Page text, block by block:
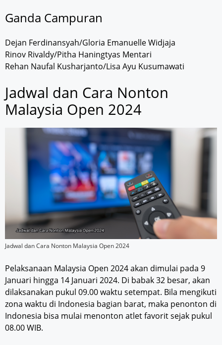
Ganda Campuran
Dejan Ferdinansyah/Gloria Emanuelle Widjaja
Rinov Rivaldy/Pitha Haningtyas Mentari
Rehan Naufal Kusharjanto/Lisa Ayu Kusumawati
Jadwal dan Cara Nonton
Malaysia Open 2024
Jadwal dan Cara Nonton Malaysia Open 2024
Pelaksanaan Malaysia Open 2024 akan dimulai pada 9
Januari hingga 14 Januari 2024. Di babak 32 besar, akan
dilaksanakan pukul 09.00 waktu setempat. Bila mengikuti
zona waktu di Indonesia bagian barat, maka penonton di
Indonesia bisa mulai menonton atlet favorit sejak pukul
08.00 WIB.